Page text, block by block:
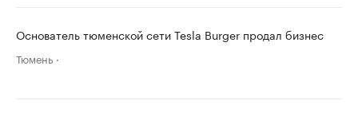
Основатель тюменской сети Tesla Burger продал бизнес
Тюмень